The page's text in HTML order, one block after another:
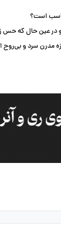
است؟
و در عین حال که
مدرن سرد و